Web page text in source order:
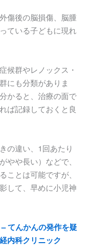
傷後の脳損傷、脳腫
ている子どもに現れ
候群やレノックス・
にも分類がありま
かると、治療の面で
ば記録しておくと良
の違い、1回あたり
やや長い）などで、
ことは可能ですが、
して、早めに小児神
てんかんの発作を疑
内科クリニック